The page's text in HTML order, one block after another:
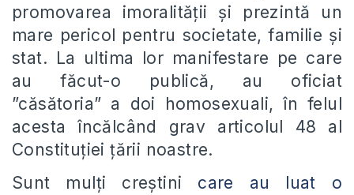
promovarea imoralității și prezintă un
mare pericol pentru societate, familie și
stat. La ultima lor manifestare pe care
au făcut-o publică, au oficiat
”căsătoria” a doi homosexuali, în felul
acesta încălcând grav articolul 48 al
Constituției țării noastre.
Sunt mulți creștini care au luat o